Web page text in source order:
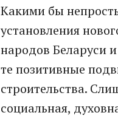
Какими бы
установления
народов Беларуси
те позитивные
строительства.
социальная,